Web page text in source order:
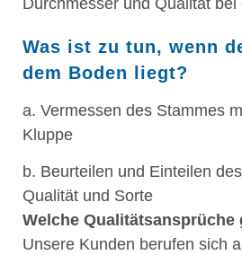
Was ist zu tun, wenn
dem Boden liegt?
a. Vermessen des Stammes
Kluppe
b. Beurteilen und Einteilen
Qualität und Sorte
Welche Qualitätsansprüche
Unsere Kunden berufen sich